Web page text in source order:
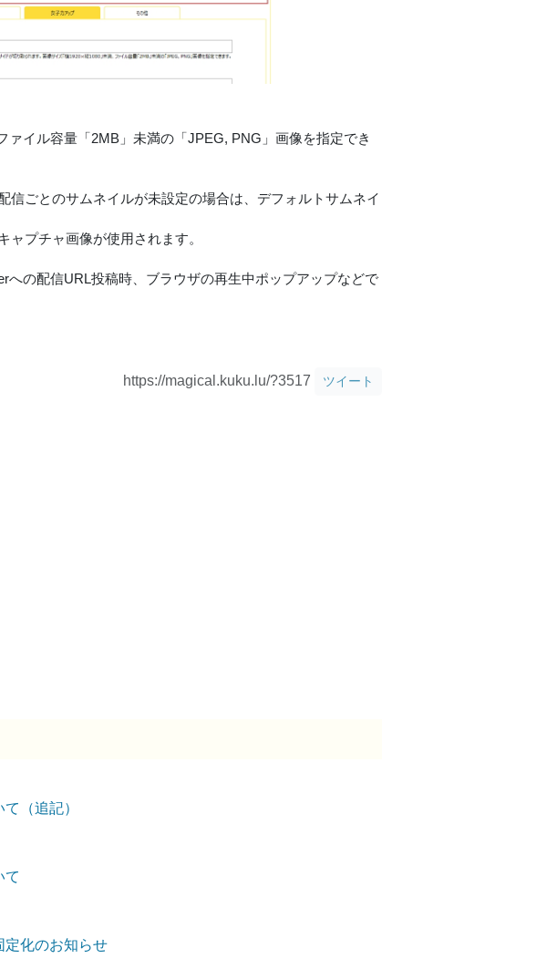
イル容量「2MB」未満の「JPEG, PNG」画像を指定でき
信ごとのサムネイルが未設定の場合は、デフォルトサムネイ
プチャ画像が使用されます。
の配信URL投稿時、ブラウザの再生中ポップアップなどで
https://magical.kuku.lu/?3517 ツイート
（追記）
て
定化のお知らせ